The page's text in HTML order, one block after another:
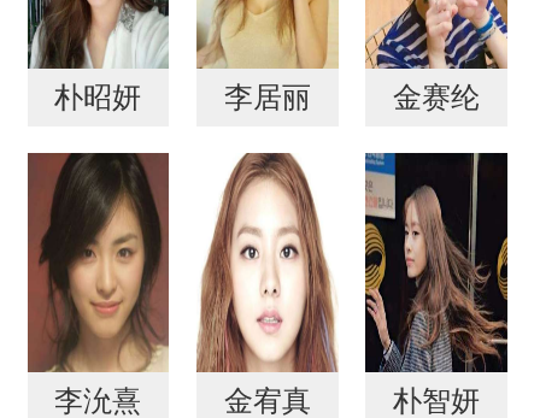
朴昭妍 李居丽 金赛纶
李沇熹 金宥真 朴智妍